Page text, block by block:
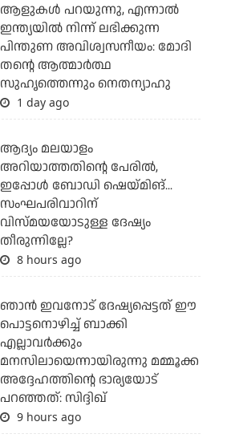
ആളുകള്‍ പറയുന്നു, എന്നാല്‍
ഇന്ത്യയില്‍ നിന്ന് ലഭിക്കുന്ന
പിന്തുണ അവിശ്വസനീയം: മോദി
തന്റെ ആത്മാര്‍ത്ഥ
സുഹൃത്തെന്നും നെതന്യാഹു
1 day ago
ആദ്യം മലയാളം
അറിയാത്തതിന്റെ പേരില്‍,
ഇപ്പോള്‍ ബോഡി ഷെയ്മിങ്...
സംഘപരിവാറിന്
വിസ്മയയോടുള്ള ദേഷ്യം
തീരുന്നില്ലേ?
8 hours ago
ഞാന്‍ ഇവനോട് ദേഷ്യപ്പെട്ടത് ഈ
പൊട്ടനൊഴിച്ച് ബാക്കി
എല്ലാവര്‍ക്കും
മനസിലായെന്നായിരുന്നു മമ്മൂക്ക
അദ്ദേഹത്തിന്റെ ഭാര്യയോട്
പറഞ്ഞത്: സിദ്ദിഖ്
9 hours ago